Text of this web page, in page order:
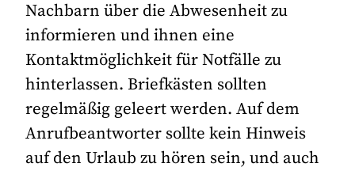
Nachbarn über die Abwesenheit zu
informieren und ihnen eine
Kontaktmöglichkeit für Notfälle zu
hinterlassen. Briefkästen sollten
regelmäßig geleert werden. Auf dem
Anrufbeantworter sollte kein Hinweis
auf den Urlaub zu hören sein, und auch